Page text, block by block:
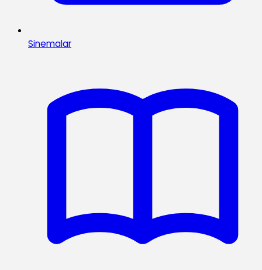
Sinemalar